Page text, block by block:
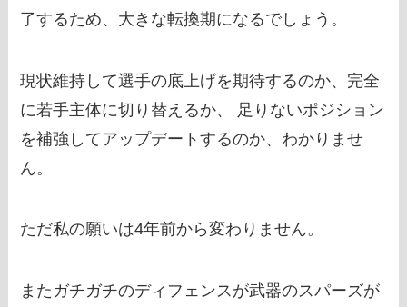
了するため、大きな転換期になるでしょう。
現状維持して選手の底上げを期待するのか、完全
に若手主体に切り替えるか、 足りないポジション
を補強してアップデートするのか、わかりませ
ん。
ただ私の願いは4年前から変わりません。
またガチガチのディフェンスが武器のスパーズが